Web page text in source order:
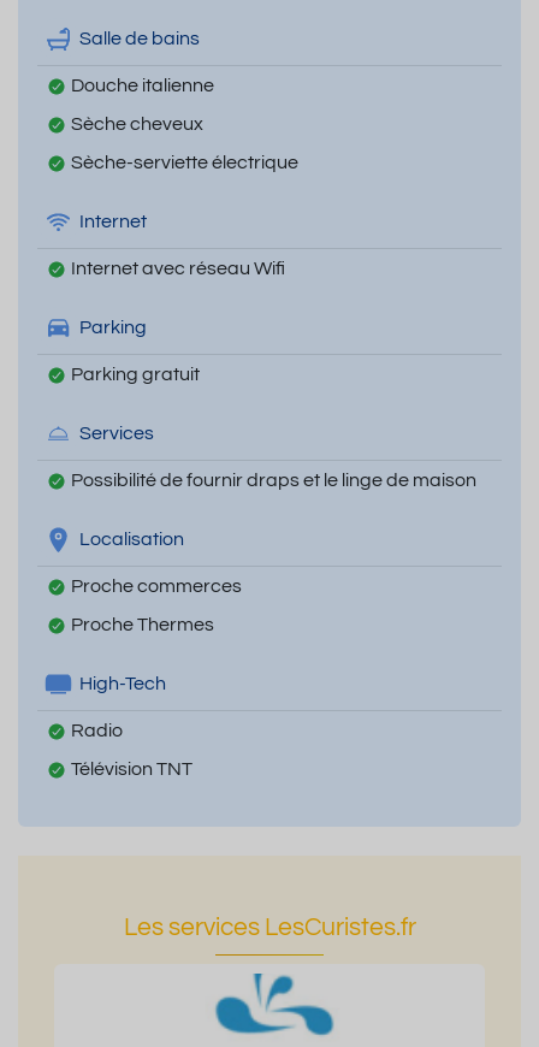
Salle de bains
Douche italienne
Sèche cheveux
Sèche-serviette électrique
Internet
Internet avec réseau Wifi
Parking
Parking gratuit
Services
Possibilité de fournir draps et le linge de maison
Localisation
Proche commerces
Proche Thermes
High-Tech
Radio
Télévision TNT
Les services LesCuristes.fr